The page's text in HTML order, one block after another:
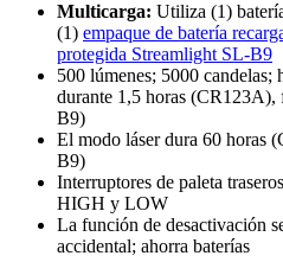
Multicarga: Utiliza (1)
(1) empaque de batería
protegida Streamlight SL-B9
500 lúmenes; 5000
durante 1,5 horas
B9)
El modo láser dura 60 horas
B9)
Interruptores de paleta
HIGH y LOW
La función de desactivación
accidental; ahorra baterías